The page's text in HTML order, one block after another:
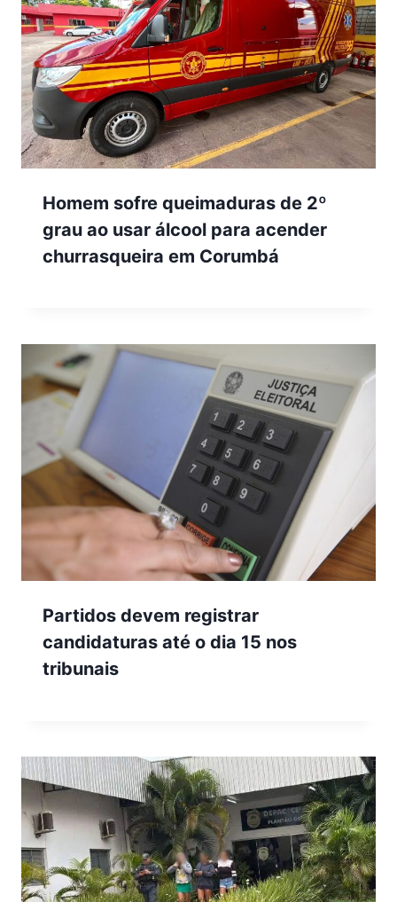
Homem sofre queimaduras de 2º
grau ao usar álcool para acender
churrasqueira em Corumbá
Partidos devem registrar
candidaturas até o dia 15 nos
tribunais